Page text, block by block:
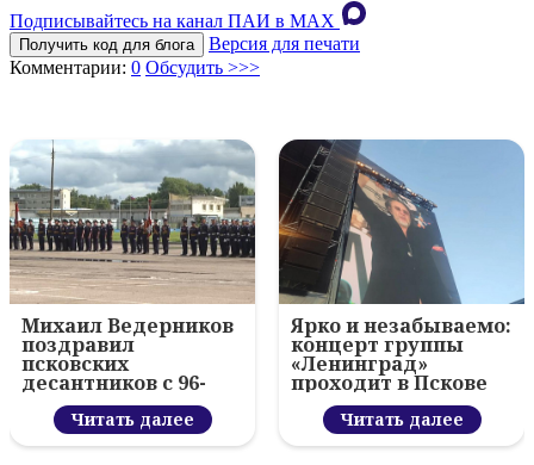
Подписывайтесь на канал ПАИ в MAХ
Получить код для блога
Версия для печати
Комментарии: 0 Обсудить >>>
Михаил Ведерников
поздравил
псковских
десантников с 96-
летием ВДВ и
вручил награды
Читать далее
Ярко и незабываемо:
концерт группы
«Ленинград»
проходит в Пскове
Читать далее